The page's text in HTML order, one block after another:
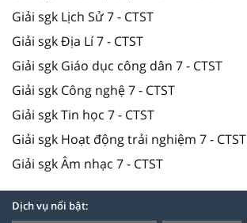
Giải sgk Lịch Sử 7 - CTST
Giải sgk Địa Lí 7 - CTST
Giải sgk Giáo dục công dân 7 - CTST
Giải sgk Công nghệ 7 - CTST
Giải sgk Tin học 7 - CTST
Giải sgk Hoạt động trải nghiệm 7 - CTST
Giải sgk Âm nhạc 7 - CTST
Dịch vụ nổi bật: